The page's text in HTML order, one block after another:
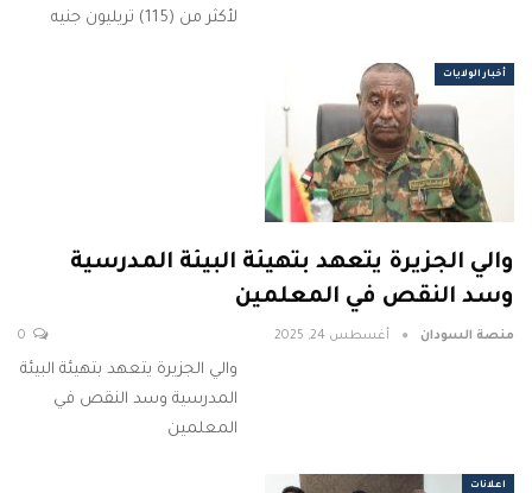
لأكثر من (115) تريليون جنيه
أخبار الولايات
والي الجزيرة يتعهد بتهيئة البيئة المدرسية
وسد النقص في المعلمين
منصة السودان أغسطس 24, 2025
والي الجزيرة يتعهد بتهيئة البيئة
المدرسية وسد النقص في
المعلمين
اعلانات